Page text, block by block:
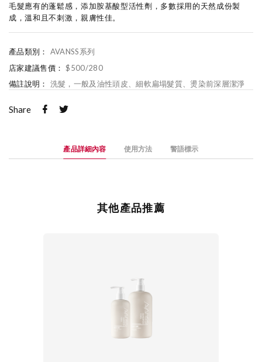
毛髮應有的蓬鬆感，添加胺基酸型活性劑，多數採用的天然成份製
成，溫和且不刺激，親膚性佳。
產品類別：
AVANSS系列
店家建議售價： $500/280
備註說明：
洗髮，一般及油性頭皮、細軟扁塌髮質、燙染前深層潔淨
Share
產品詳細內容 使用方法 警語標示
其他產品推薦